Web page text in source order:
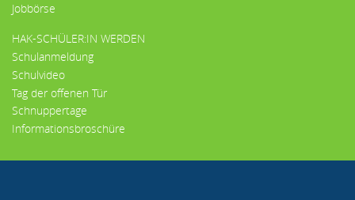
Jobbörse
HAK-SCHÜLER:IN WERDEN
Schulanmeldung
Schulvideo
Tag der offenen Tür
Schnuppertage
Informationsbroschüre